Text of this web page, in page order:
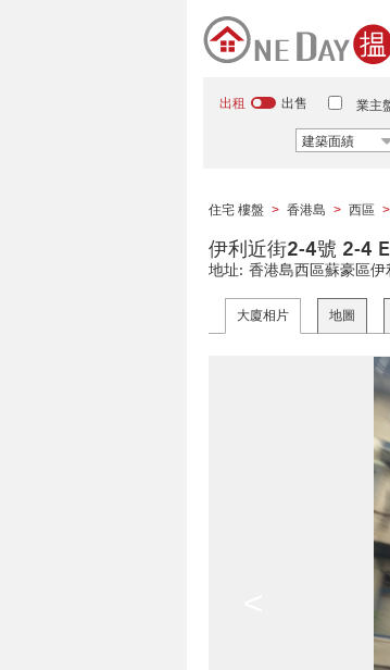
出租 出售 業主
建築面績
住宅 樓盤 > 香港島 > 西區 >
伊利近街2-4號 2-4
地址: 香港島西區蘇豪區
大廈相片 地圖